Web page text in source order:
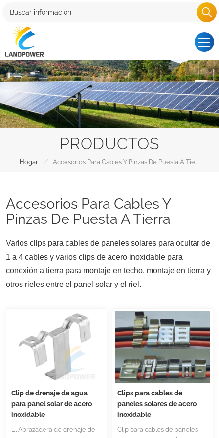
PRODUCTOS
Hogar /
Accesorios Para Cables Y
Pinzas De Puesta A Tierra
Varios clips para cables de paneles solares para ocultar de
1 a 4 cables y varios clips de acero inoxidable para
conexión a tierra para montaje en techo, montaje en tierra y
otros rieles entre el panel solar y el riel.
Clip de drenaje de agua
para panel solar de acero
inoxidable
El Abrazadera de drenaje de
Clips para cables de
paneles solares de acero
inoxidable
Clip para cables de paneles